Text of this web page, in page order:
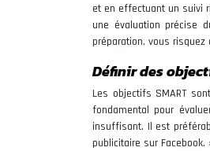
et en effectuant un suivi
une évaluation précise
préparation, vous
Définir des
Les objectifs SMART
fondamental pour
insuffisant. Il est
publicitaire sur Facebook.